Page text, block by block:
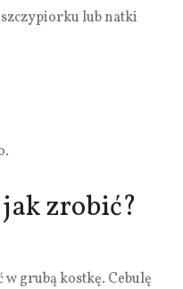
lub natki
zrobić?
grubą kostkę. Cebulę